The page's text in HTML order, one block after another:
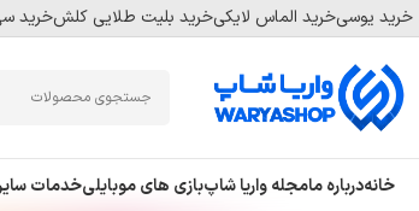
Skip
navigation
Skip
main
content
خرید یوسیخرید الماس لایکیخرید بلیت طلایی کلشخرید
خانهدرباره مامجله واریا شاپبازی های موبایلیخدمات